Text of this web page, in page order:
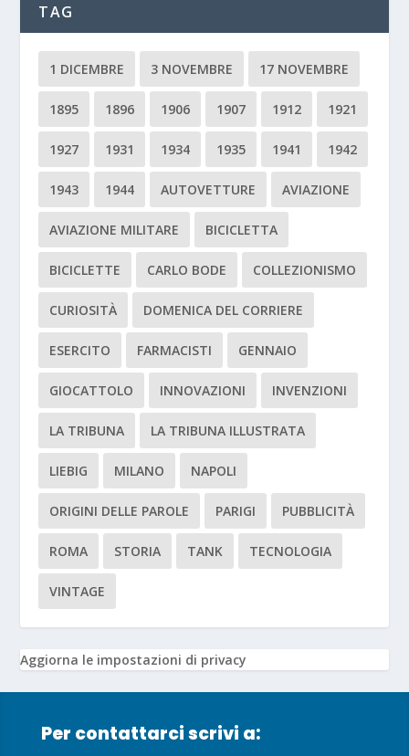
TAG
1 DICEMBRE 3 NOVEMBRE 17 NOVEMBRE
1895 1896 1906 1907 1912 1921
1927 1931 1934 1935 1941 1942
1943 1944 AUTOVETTURE AVIAZIONE
AVIAZIONE MILITARE BICICLETTA
BICICLETTE CARLO BODE COLLEZIONISMO
CURIOSITÀ DOMENICA DEL CORRIERE
ESERCITO FARMACISTI GENNAIO
GIOCATTOLO INNOVAZIONI INVENZIONI
LA TRIBUNA LA TRIBUNA ILLUSTRATA
LIEBIG MILANO NAPOLI
ORIGINI DELLE PAROLE PARIGI PUBBLICITÀ
ROMA STORIA TANK TECNOLOGIA
VINTAGE
Aggiorna le impostazioni di privacy
Per contattarci scrivi a: